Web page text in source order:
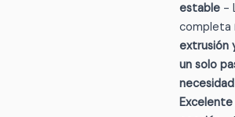
estable-
completa
extrusión
un solo